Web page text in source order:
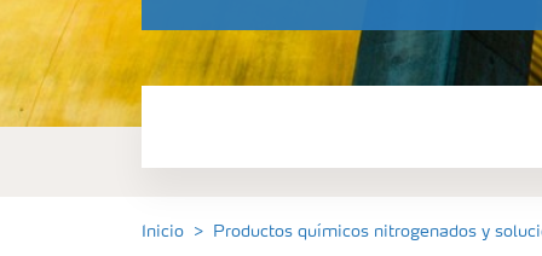
Urea Técnica
Ácido Nítrico
Inicio Productos químicos nitrogenados y